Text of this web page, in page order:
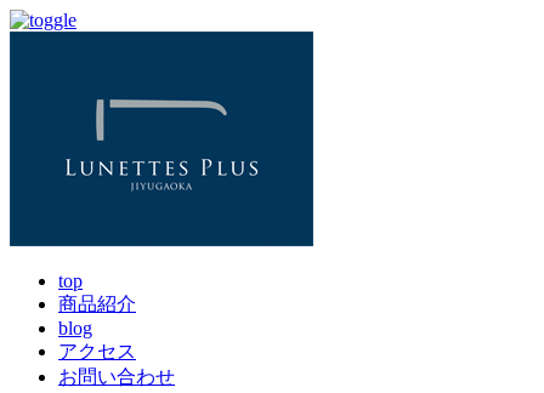
top
商品紹介
blog
アクセス
お問い合わせ